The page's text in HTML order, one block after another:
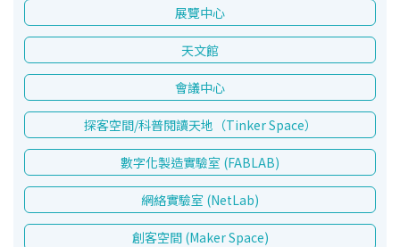
展覽中心
天文館
會議中心
探客空間/科普閱讀天地（Tinker Space）
數字化製造實驗室 (FABLAB)
網絡實驗室 (NetLab)
創客空間 (Maker Space)